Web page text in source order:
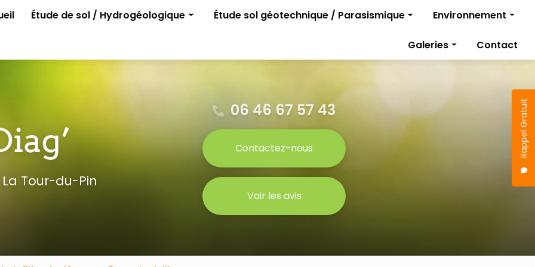
Rappel Gratuit
Étude de sol / Hydrogéologique
Permis d'aménager
Étude sol géotechnique / Parasismique
G2 avant projet
Étude G0
Environnement
Diagnostics
Gestion des travaux
Galeries Contact
Tour-du-Pin
06 46 67 57 43
Contactez-nous
Voir les avis